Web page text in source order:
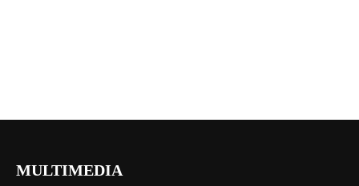
MULTIMEDIA